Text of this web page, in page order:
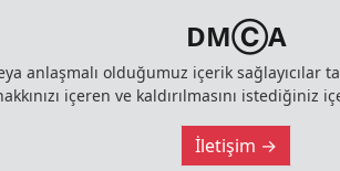
DMⒸA
anlaşmalı olduğumuz içerik
içeren ve kaldırılmasını
İletişim →